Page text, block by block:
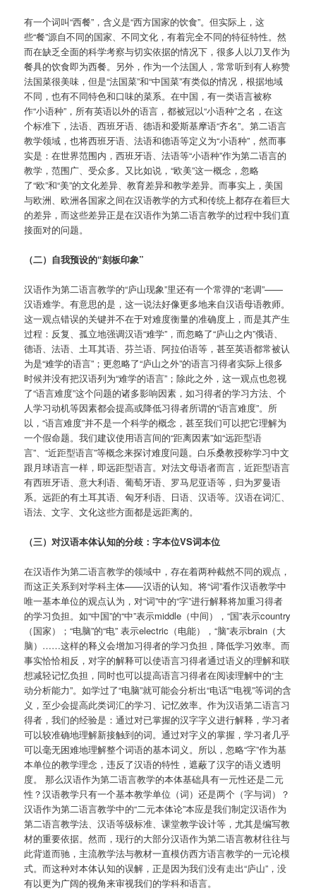
有一个词叫“西餐”，含义是“西方国家的饮食”。但实际上，这
些“餐”源自不同的国家、不同文化，有着完全不同的特征特性。然
而在缺乏全面的科学考察与切实依据的情况下，很多人以刀叉作为
餐具的饮食即为西餐。另外，作为一个法国人，常常听到有人称赞
法国菜很美味，但是“法国菜”和“中国菜”有类似的情况，根据地域
不同，也有不同特色和口味的菜系。在中国，有一类语言被称
作“小语种”，所有英语以外的语言，都被冠以“小语种”之名，在这
个标准下，法语、西班牙语、德语和爱斯基摩语“齐名”。第二语言
教学领域，也将西班牙语、法语和德语等定义为“小语种”，然而事
实是：在世界范围内，西班牙语、法语等“小语种”作为第二语言的
教学，范围广、受众多。又比如说，“欧美”这一概念，忽略
了“欧”和“美”的文化差异、教育差异和教学差异。而事实上，美国
与欧洲、欧洲各国家之间在汉语教学的方式和传统上都存在着巨大
的差异，而这些差异正是在汉语作为第二语言教学的过程中我们直
接面对的问题。
（二）自我预设的“刻板印象”
汉语作为第二语言教学的“庐山现象”里还有一个常弹的“老调”——
汉语难学。有意思的是，这一说法好像更多地来自汉语母语教师。
这一观点错误的关键并不在于对难度衡量的准确度上，而是其产生
过程：反复、孤立地强调汉语“难学”，而忽略了“庐山之内”俄语、
德语、法语、土耳其语、芬兰语、阿拉伯语等，甚至英语都常被认
为是“难学的语言”；更忽略了“庐山之外”的语言习得者实际上很多
时候并没有把汉语列为“难学的语言”；除此之外，这一观点也忽视
了“语言难度”这个问题的诸多影响因素，如习得者的学习方法、个
人学习动机等因素都会提高或降低习得者所谓的“语言难度”。所
以，“语言难度”并不是一个科学的概念，甚至我们可以把它理解为
一个假命题。我们建议使用语言间的“距离因素”如“远距型语
言”、“近距型语言”等概念来探讨难度问题。白乐桑教授称学习中文
跟月球语言一样，即远距型语言。对法文母语者而言，近距型语言
有西班牙语、意大利语、葡萄牙语、罗马尼亚语等，归为罗曼语
系。远距的有土耳其语、匈牙利语、日语、汉语等。汉语在词汇、
语法、文字、文化这些方面都是远距离的。
（三）对汉语本体认知的分歧：字本位VS词本位
在汉语作为第二语言教学的领域中，存在着两种截然不同的观点，
而这正关系到对学科主体——汉语的认知。将“词”看作汉语教学中
唯一基本单位的观点认为，对“词”中的“字”进行解释将加重习得者
的学习负担。如“中国”的“中”表示middle（中间），“国”表示country
（国家）；“电脑”的“电” 表示electric（电能），“脑”表示brain（大
脑）……这样的释义会增加习得者的学习负担，降低学习效率。而
事实恰恰相反，对字的解释可以使语言习得者通过语义的理解和联
想减轻记忆负担，同时也可以提高语言习得者在阅读理解中的“主
动分析能力”。如学过了“电脑”就可能会分析出“电话”“电视”等词的含
义，至少会提高此类词汇的学习、记忆效率。作为汉语第二语言习
得者，我们的经验是：通过对已掌握的汉字字义进行解释，学习者
可以较准确地理解新接触到的词。通过对字义的掌握，学习者几乎
可以毫无困难地理解整个词语的基本词义。所以，忽略“字”作为基
本单位的教学理念，违反了汉语的特性，遮蔽了汉字的语义透明
度。 那么汉语作为第二语言教学的本体基础具有一元性还是二元
性？汉语教学只有一个基本教学单位（词）还是两个（字与词）？
汉语作为第二语言教学中的“二元本体论”本应是我们制定汉语作为
第二语言教学法、汉语等级标准、课堂教学设计等，尤其是编写教
材的重要依据。然而，现行的大部分汉语作为第二语言教材往往与
此背道而驰，主流教学法与教材一直模仿西方语言教学的一元论模
式。而这种对本体认知的误解，正是因为我们没有走出“庐山”，没
有以更为广阔的视角来审视我们的学科和语言。